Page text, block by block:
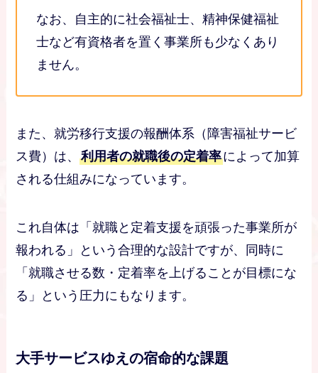
なお、自主的に社会福祉士、精神保健福祉
士など有資格者を置く事業所も少なくあり
ません。
また、就労移行支援の報酬体系（障害福祉サービ
ス費）は、利用者の就職後の定着率によって加算
される仕組みになっています。
これ自体は「就職と定着支援を頑張った事業所が
報われる」という合理的な設計ですが、同時に
「就職させる数・定着率を上げることが目標にな
る」という圧力にもなります。
大手サービスゆえの宿命的な課題